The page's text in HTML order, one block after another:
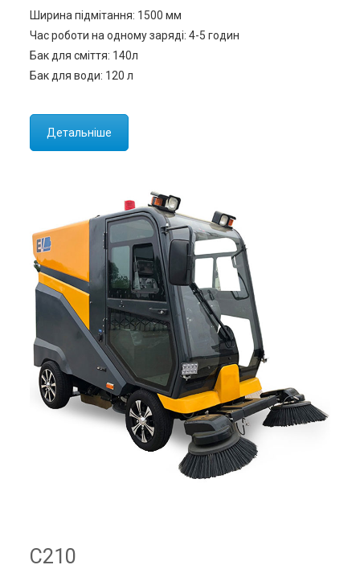
Ширина підмітання: 1500 мм
Час роботи на одному заряді: 4-5 годин
Бак для сміття: 140л
Бак для води: 120 л
Детальніше
C210